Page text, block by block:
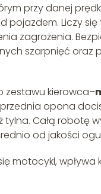
przy danej
pojazdem. Liczy
zagrożenia.
szarpnięć
zestawu kierowca–
przednia opona
tylna. Całą
od jakości
motocykl,